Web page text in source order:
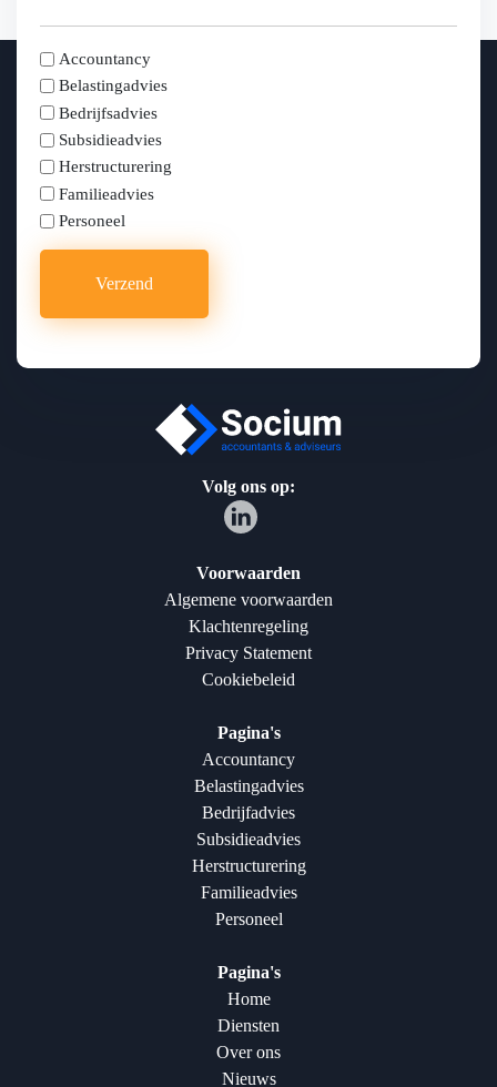
kiesAccountancy
Belastingadvies
Bedrijfsadvies
Subsidieadvies
Herstructurering
Familieadvies
Personeel
Volg ons op:
Voorwaarden
Algemene voorwaarden
Klachtenregeling
Privacy Statement
Cookiebeleid
Pagina's
Accountancy
Belastingadvies
Bedrijfadvies
Subsidieadvies
Herstructurering
Familieadvies
Personeel
Pagina's
Home
Diensten
Over ons
Nieuws